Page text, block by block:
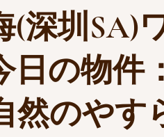
(深圳SA)
日の物件
然のやす